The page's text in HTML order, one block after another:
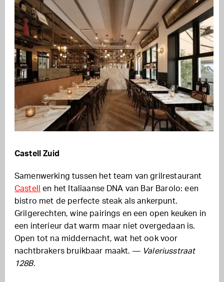
Castell Zuid
Samenwerking tussen het team van grilrestaurant
Castell
en het Italiaanse DNA van Bar Barolo: een
bistro met de perfecte steak als ankerpunt.
Grilgerechten, wine pairings en een open keuken in
een interieur dat warm maar niet overgedaan is.
Open tot na middernacht, wat het ook voor
nachtbrakers bruikbaar maakt. — Valeriusstraat
128B.